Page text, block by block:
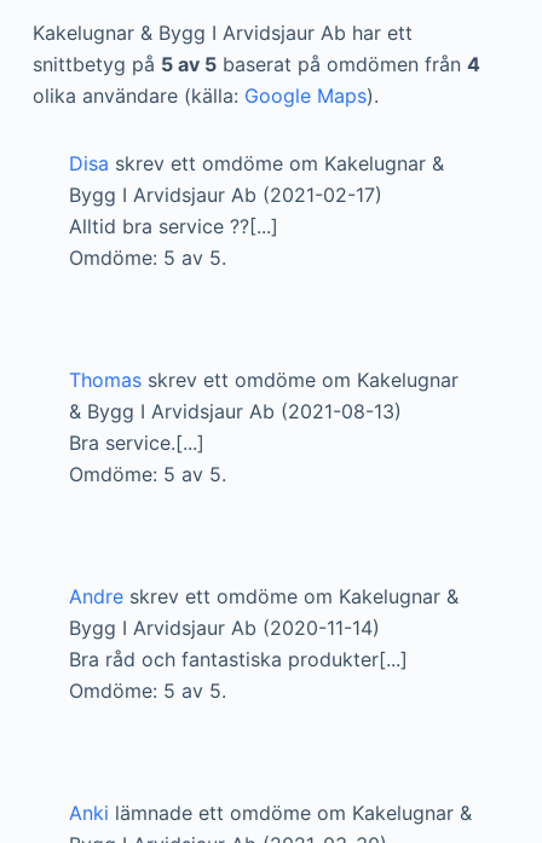
Kakelugnar & Bygg I Arvidsjaur Ab har ett
snittbetyg på 5 av 5baserat på omdömen från 4
olika användare (källa: Google Maps).
Disa skrev ett omdöme om Kakelugnar &
Bygg I Arvidsjaur Ab (2021-02-17)
Alltid bra service ??[...]
Omdöme: 5 av 5.
Thomasskrev ett omdöme om Kakelugnar
& Bygg I Arvidsjaur Ab (2021-08-13)
Bra service.[...]
Omdöme: 5 av 5.
Andreskrev ett omdöme om Kakelugnar &
Bygg I Arvidsjaur Ab (2020-11-14)
Bra råd och fantastiska produkter[...]
Omdöme: 5 av 5.
Anki lämnade ett omdöme om Kakelugnar &